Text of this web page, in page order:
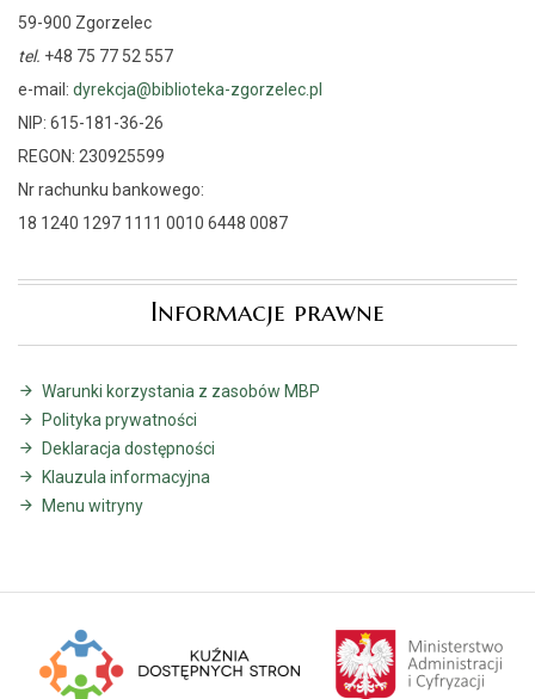
59-900 Zgorzelec
tel. +48 75 77 52 557
e-mail: dyrekcja@biblioteka-zgorzelec.pl
NIP: 615-181-36-26
REGON: 230925599
Nr rachunku bankowego:
18 1240 1297 1111 0010 6448 0087
Informacje prawne
Warunki korzystania z zasobów MBP
Polityka prywatności
Deklaracja dostępności
Klauzula informacyjna
Menu witryny